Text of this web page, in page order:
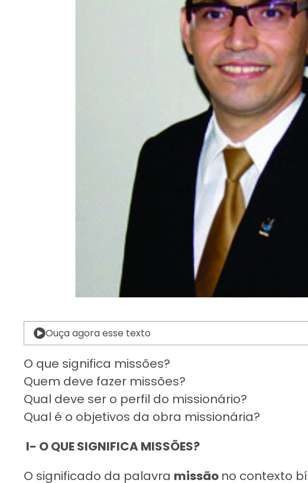
Ouça agora esse texto
O que significa missões?
Quem deve fazer missões?
Qual deve ser o perfil do missionário?
Qual é o objetivos da obra missionária?
I- O QUE SIGNIFICA MISSÕES?
O significado da palavra missão no contexto